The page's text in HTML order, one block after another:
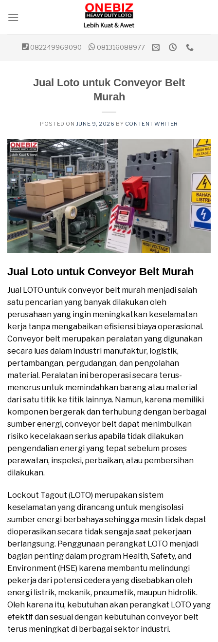
082249969090 081316088977
Jual Loto untuk Conveyor Belt
Murah
POSTED ON JUNE 9, 2026 BY CONTENT WRITER
Jual Loto untuk Conveyor Belt Murah
Jual LOTO untuk conveyor belt murah menjadi salah
satu pencarian yang banyak dilakukan oleh
perusahaan yang ingin meningkatkan keselamatan
kerja tanpa mengabaikan efisiensi biaya operasional.
Conveyor belt merupakan peralatan yang digunakan
secara luas dalam industri manufaktur, logistik,
pertambangan, pergudangan, dan pengolahan
material. Peralatan ini beroperasi secara terus-
menerus untuk memindahkan barang atau material
dari satu titik ke titik lainnya. Namun, karena memiliki
komponen bergerak dan terhubung dengan berbagai
sumber energi, conveyor belt dapat menimbulkan
risiko kecelakaan serius apabila tidak dilakukan
pengendalian energi yang tepat sebelum proses
perawatan, inspeksi, perbaikan, atau pembersihan
dilakukan.
Lockout Tagout (LOTO) merupakan sistem
keselamatan yang dirancang untuk mengisolasi
sumber energi berbahaya sehingga mesin tidak dapat
dioperasikan secara tidak sengaja saat pekerjaan
berlangsung. Penggunaan perangkat LOTO menjadi
bagian penting dalam program Health, Safety, and
Environment (HSE) karena membantu melindungi
pekerja dari potensi cedera yang disebabkan oleh
energi listrik, mekanik, pneumatik, maupun hidrolik.
Oleh karena itu, kebutuhan akan perangkat LOTO yang
efektif dan sesuai dengan kebutuhan conveyor belt
terus meningkat di berbagai sektor industri.